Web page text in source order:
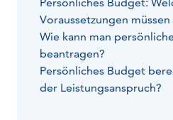
Persönliches Budget:
Voraussetzungen
Wie kann man
beantragen?
Persönliches Budget
der Leistungsanspruch?